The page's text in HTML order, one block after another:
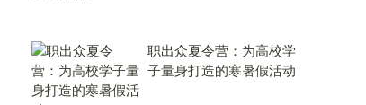
职出众夏令营：为高校学
子量身打造的寒暑假活动